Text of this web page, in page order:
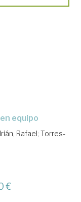
equipo
Rafael; Torres-
€